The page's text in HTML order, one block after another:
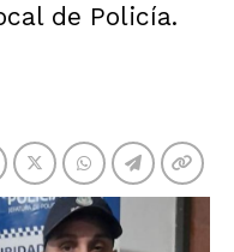
de Policía.